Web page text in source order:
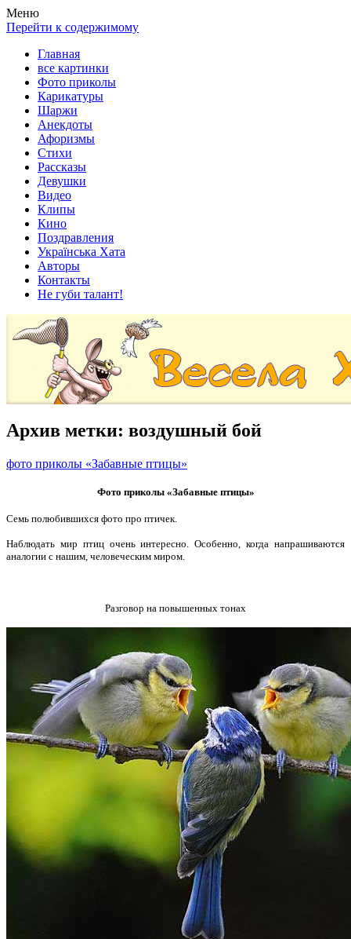
Весела хата — прикольные картинки, смешные истории,
клипы!
Покажем всем ваши фото приколы, карикатуры, шаржи, стихи,
рассказы, видео и песни!
Меню
Перейти к содержимому
Главная
все картинки
Фото приколы
Карикатуры
Шаржи
Анекдоты
Афоризмы
Стихи
Рассказы
Девушки
Видео
Клипы
Кино
Поздравления
Українська Хата
Авторы
Контакты
Не губи талант!
Архив метки: воздушный бой
фото приколы «Забавные птицы»
Фото приколы «Забавные птицы»
Семь полюбившихся фото про птичек.
Наблюдать мир птиц очень интересно. Особенно, когда напрашиваются
аналогии с нашим, человеческим миром.
Разговор на повышенных тонах